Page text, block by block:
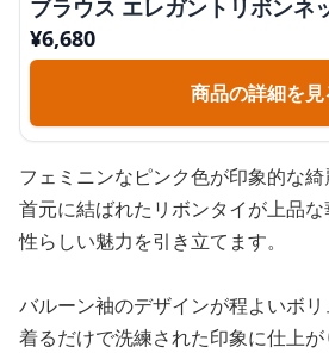
ブラウス エレガントリボンネ
¥6,680
商品の詳細を見
フェミニンなピンク色が印象的な綺
首元に結ばれたリボンタイが上品
性らしい魅力を引き立てます。
バルーン袖のデザインが程よいボリ
着るだけで洗練された印象に仕上が